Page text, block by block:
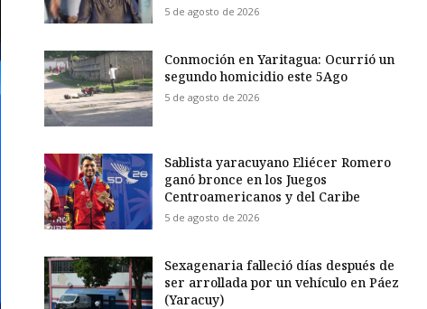
5 de agosto de 2026
Conmoción en Yaritagua: Ocurrió un
segundo homicidio este 5Ago
5 de agosto de 2026
Sablista yaracuyano Eliécer Romero
ganó bronce en los Juegos
Centroamericanos y del Caribe
5 de agosto de 2026
Sexagenaria falleció días después de
ser arrollada por un vehículo en Páez
(Yaracuy)